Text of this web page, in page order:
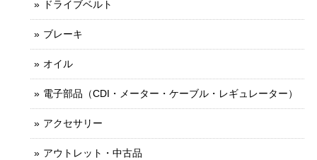
ドライブベルト
ブレーキ
オイル
電子部品（CDI・メーター・ケーブル・レギュレーター）
アクセサリー
アウトレット・中古品